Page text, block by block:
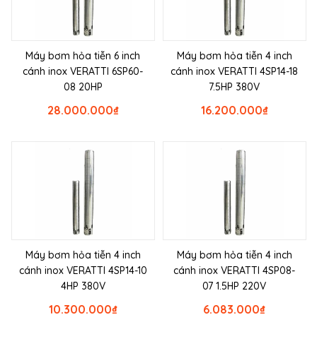
Máy bơm hỏa tiễn 6 inch
cánh inox VERATTI 6SP60-
08 20HP
₫
28.000.000
Máy bơm hỏa tiễn 4 inch
cánh inox VERATTI 4SP14-18
7.5HP 380V
₫
16.200.000
Máy bơm hỏa tiễn 4 inch
cánh inox VERATTI 4SP14-10
4HP 380V
₫
10.300.000
Máy bơm hỏa tiễn 4 inch
cánh inox VERATTI 4SP08-
07 1.5HP 220V
₫
6.083.000